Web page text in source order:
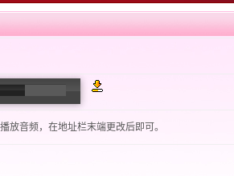
放音频，在地址栏末端更改后即可。